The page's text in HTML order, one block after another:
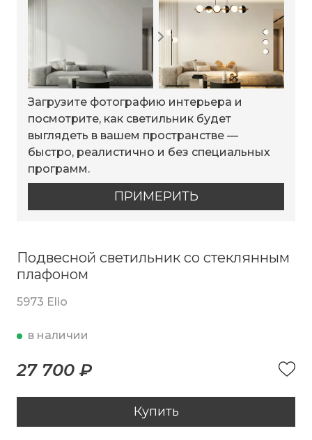
Загрузите фотографию интерьера и
посмотрите, как светильник будет
выглядеть в вашем пространстве —
быстро, реалистично и без специальных
программ.
ПРИМЕРИТЬ
Подвесной светильник со стеклянным
плафоном
5973 Elio
в наличии
27 700 ₽
Купить